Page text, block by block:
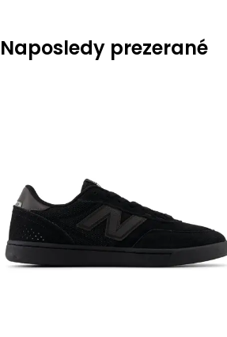
Naposledy prezerané